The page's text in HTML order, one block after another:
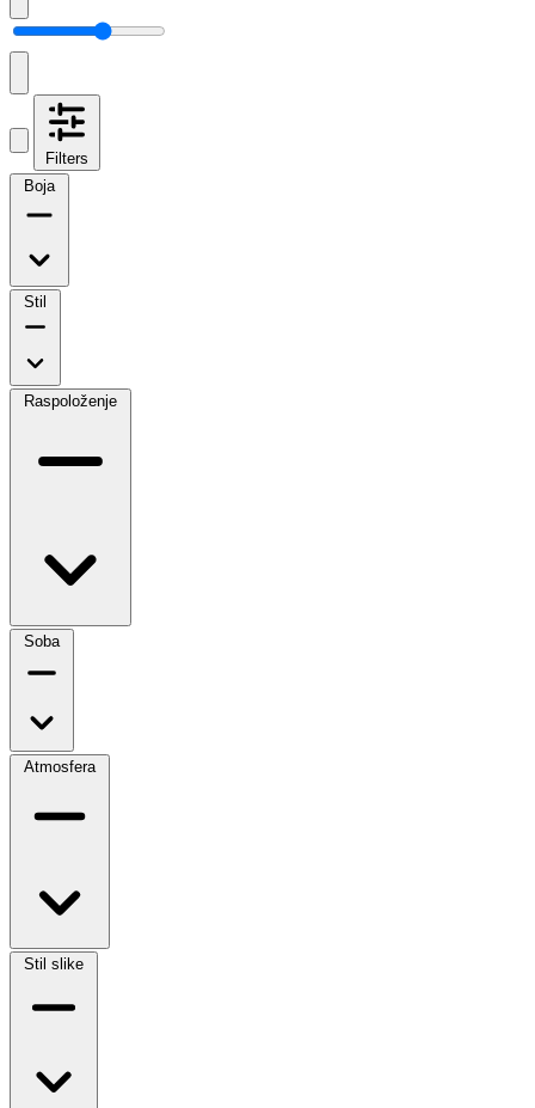
Filters
Boja
Stil
Raspoloženje
Soba
Atmosfera
Stil slike